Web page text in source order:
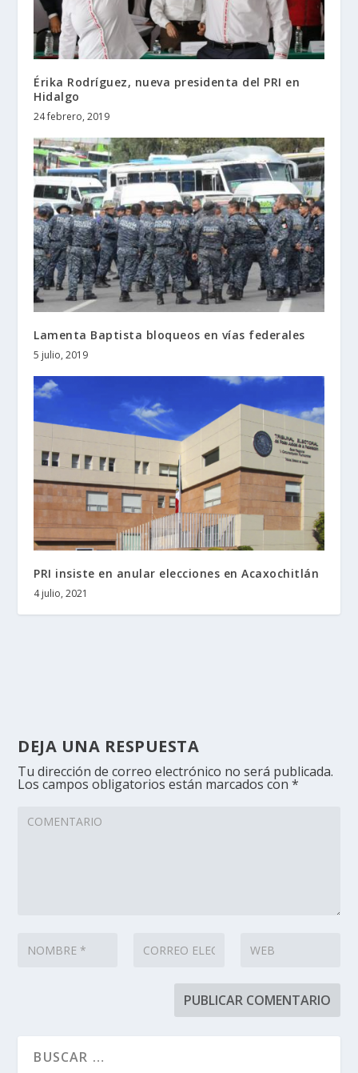
Érika Rodríguez, nueva presidenta del PRI en
Hidalgo
24 febrero, 2019
Lamenta Baptista bloqueos en vías federales
5 julio, 2019
PRI insiste en anular elecciones en Acaxochitlán
4 julio, 2021
DEJA UNA RESPUESTA
Tu dirección de correo electrónico no será publicada.
Los campos obligatorios están marcados con*